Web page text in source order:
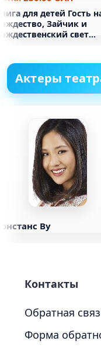
для детей Гость
Зайчик и
свет
Актеры
Ву
Контакты
Обратная
Форма